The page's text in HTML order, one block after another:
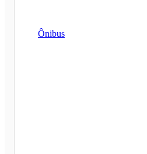
Ônibus